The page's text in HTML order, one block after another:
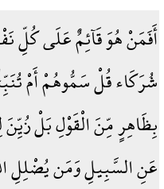
أَفَمَنْ هُوَ قَآئِمٌ عَلَى كُلِّ
شُرَكَاء قُلْ سَمُّوهُمْ أَمْ
بِظَاهِرٍ مِّنَ الْقَوْلِ بَلْ
عَنِ السَّبِيلِ وَمَن يُضْلِلِ